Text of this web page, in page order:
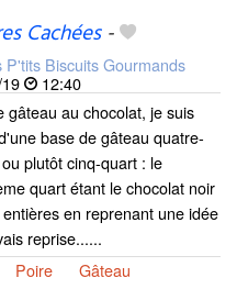
Cachées-
P'tits Biscuits Gourmands
12:40
gâteau au chocolat, je suis
base de gâteau quatre-
plutôt cinq-quart : le
quart étant le chocolat noir
en reprenant une idée
reprise......
Poire Gâteau